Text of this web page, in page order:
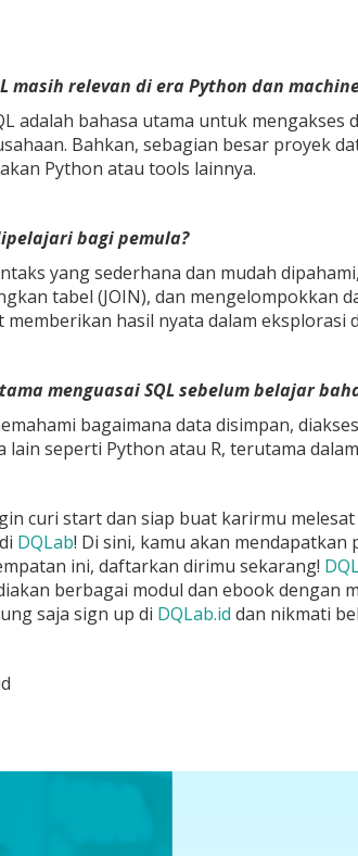
masih relevan di era Python dan
adalah bahasa utama untuk
Bahkan, sebagian besar proyek
Python atau tools lainnya.
bagi pemula?
yang sederhana dan mudah
tabel (JOIN), dan mengelompokkan
memberikan hasil nyata dalam eksplorasi
menguasai SQL sebelum belajar
bagaimana data disimpan,
lain seperti Python atau R, terutama
curi start dan siap buat karirmu
di DQLab! Di sini, kamu akan
ini, daftarkan dirimu sekarang!
berbagai modul dan ebook dengan
saja sign up di DQLab.id dan nikmati